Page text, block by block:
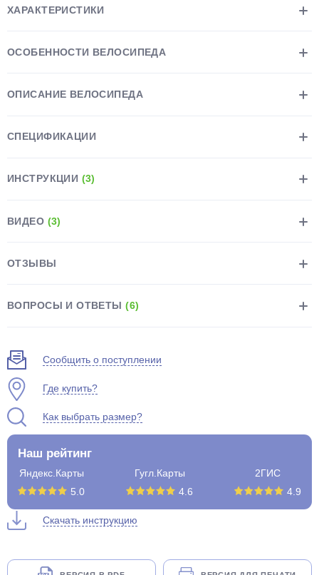
ХАРАКТЕРИСТИКИ
ОСОБЕННОСТИ ВЕЛОСИПЕДА
ОПИСАНИЕ ВЕЛОСИПЕДА
СПЕЦИФИКАЦИИ
ИНСТРУКЦИИ (3)
ВИДЕО (3)
ОТЗЫВЫ
ВОПРОСЫ И ОТВЕТЫ(6)
Сообщить о поступлении
Где купить?
Как выбрать размер?
Наш рейтинг
Яндекс.Карты
5.0
Гугл.Карты
4.6
2ГИС
4.9
Скачать инструкцию